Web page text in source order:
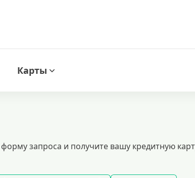
Карты
запроса и получите вашу кредитную